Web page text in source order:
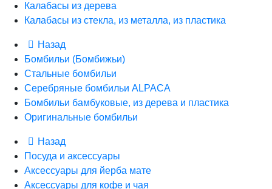
Калабасы из дерева
Калабасы из стекла, из металла, из пластика
Назад
Бомбильи (Бомбижьи)
Стальные бомбильи
Серебряные бомбильи ALPACA
Бомбильи бамбуковые, из дерева и пластика
Оригинальные бомбильи
Назад
Посуда и аксессуары
Аксессуары для йерба мате
Аксессуары для кофе и чая